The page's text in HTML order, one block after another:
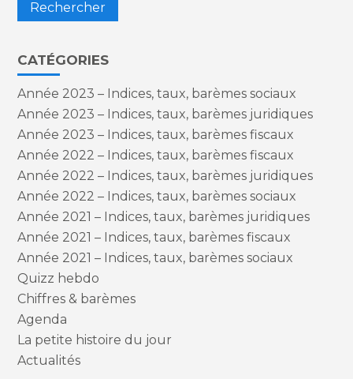
CATÉGORIES
Année 2023 – Indices, taux, barèmes sociaux
Année 2023 – Indices, taux, barèmes juridiques
Année 2023 – Indices, taux, barèmes fiscaux
Année 2022 – Indices, taux, barèmes fiscaux
Année 2022 – Indices, taux, barèmes juridiques
Année 2022 – Indices, taux, barèmes sociaux
Année 2021 – Indices, taux, barèmes juridiques
Année 2021 – Indices, taux, barèmes fiscaux
Année 2021 – Indices, taux, barèmes sociaux
Quizz hebdo
Chiffres & barèmes
Agenda
La petite histoire du jour
Actualités